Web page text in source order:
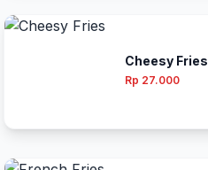
Cheesy Fries
Rp 27.000